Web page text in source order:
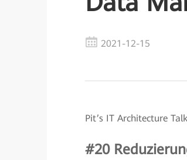
2021-12-15
Pit’s IT Architecture Talk
#20